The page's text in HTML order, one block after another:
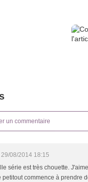
un commentaire
29/08/2014 18:15
série est très chouette.
petitout commence à prendre